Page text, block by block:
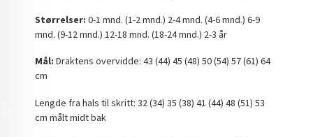
Størrelser:0-1 mnd. (1-2 mnd.) 2-4 mnd. (4-6 mnd.) 6-9
mnd. (9-12 mnd.) 12-18 mnd. (18-24 mnd.) 2-3 år
Mål: Draktens overvidde: 43 (44) 45 (48) 50 (54) 57 (61) 64
cm
Lengde fra hals til skritt: 32 (34) 35 (38) 41 (44) 48 (51) 53
cm målt midt bak